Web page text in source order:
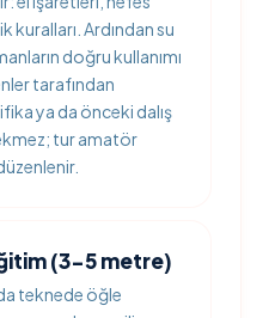
kuralları. Ardından su
doğru kullanımı
tarafından
ya da önceki dalış
tur amatör
(3-5 metre)
teknede öğle